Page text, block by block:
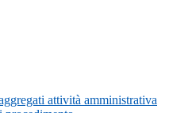
attività amministrativa